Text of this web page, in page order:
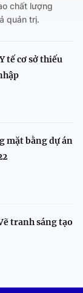
chất lượng
quản trị.
tế cơ sở thiếu
mặt bằng dự án
tranh sáng tạo